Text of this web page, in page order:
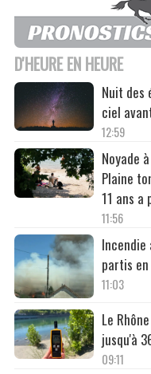
D'HEURE EN HEURE
Nuit des
ciel
12:59
Noyade
Plaine
11 ans a
11:56
partis
11:03
Le
jusqu'à
09:11